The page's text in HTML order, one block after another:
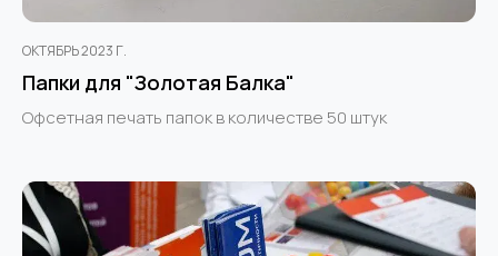
ОКТЯБРЬ 2023 Г.
Папки для "Золотая Балка"
Офсетная печать папок в количестве 50 штук